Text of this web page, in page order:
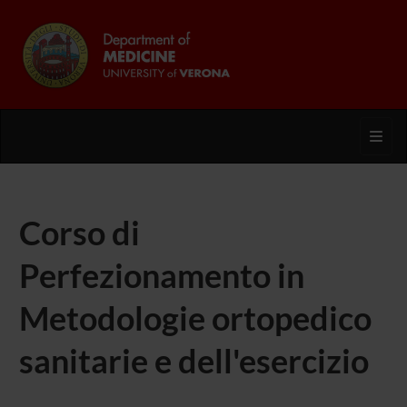
Corso di
Perfezionamento in
Metodologie ortopedico
sanitarie e dell'esercizio